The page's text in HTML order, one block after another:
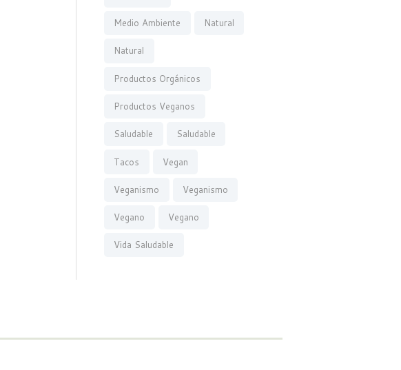
Medio Ambiente Natural
Natural
Productos Orgánicos
Productos Veganos
Saludable Saludable
Tacos Vegan
Veganismo Veganismo
Vegano Vegano
Vida Saludable